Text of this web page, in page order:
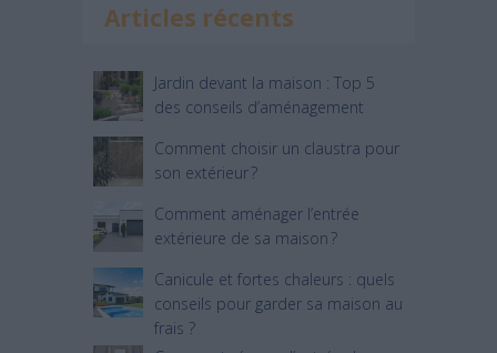
Articles récents
Jardin devant la maison : Top 5
des conseils d’aménagement
Comment choisir un claustra pour
son extérieur ?
Comment aménager l’entrée
extérieure de sa maison ?
Canicule et fortes chaleurs : quels
conseils pour garder sa maison au
frais ?